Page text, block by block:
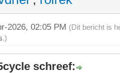
2026, 02:05 PM (Dit bericht is
.)
schreef: